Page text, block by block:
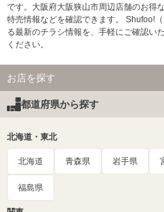
です。大阪府大阪狭山市周辺店舗のお得
特売情報などを確認できます。 Shufoo!
る最新のチラシ情報を、手軽にご確認い
ください。
お店を探す
都道府県から探す
北海道・東北
北海道 青森県 岩手県
福島県